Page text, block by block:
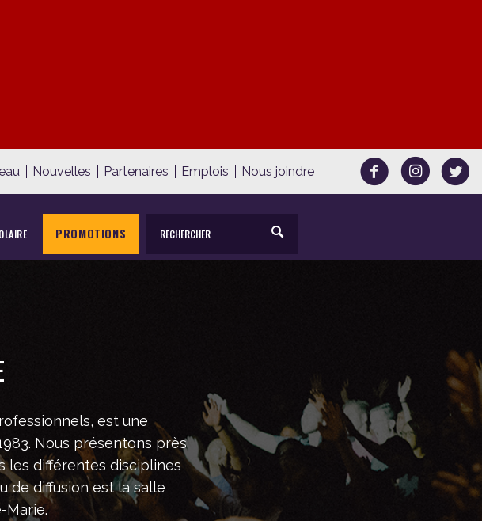
Nouvelles Partenaires Emplois Nous joindre
PROMOTIONS
est une
Nous présentons près
les différentes disciplines
de diffusion est la salle
Marie.